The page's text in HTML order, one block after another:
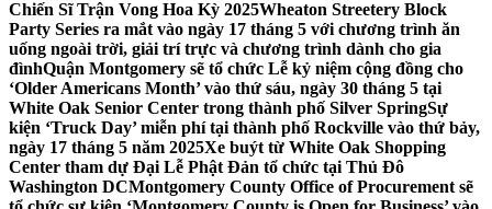
Chiến Sĩ Trận Vong Hoa Kỳ 2025Wheaton Streetery Block
Party Series ra mắt vào ngày 17 tháng 5 với chương trình ăn
uống ngoài trời, giải trí trực và chương trình dành cho gia
đìnhQuận Montgomery sẽ tổ chức Lễ kỷ niệm cộng đồng cho
‘Older Americans Month’ vào thứ sáu, ngày 30 tháng 5 tại
White Oak Senior Center trong thành phố Silver SpringSự
kiện ‘Truck Day’ miễn phí tại thành phố Rockville vào thứ bảy,
ngày 17 tháng 5 năm 2025Xe buýt từ White Oak Shopping
Center tham dự Đại Lễ Phật Đản tổ chức tại Thủ Đô
Washington DCMontgomery County Office of Procurement sẽ